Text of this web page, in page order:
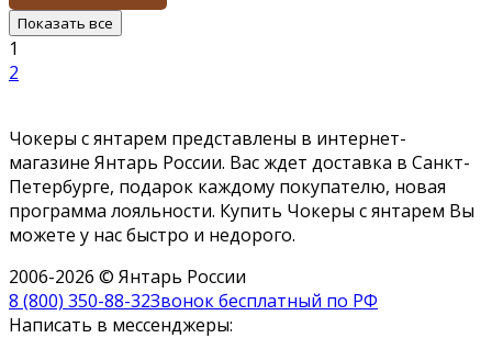
Показать все
1
2
Чокеры с янтарем представлены в интернет-
магазине Янтарь России. Вас ждет доставка в Санкт-
Петербурге, подарок каждому покупателю, новая
программа лояльности. Купить Чокеры с янтарем Вы
можете у нас быстро и недорого.
2006-2026 © Янтарь России
8 (800) 350-88-32Звонок бесплатный по РФ
Написать в мессенджеры: